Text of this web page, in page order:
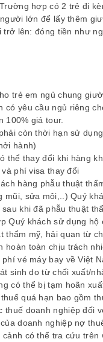
hợp có 2 trẻ đi
lớn để lấy thêm
trở lên: đóng tiền như
trẻ em ngủ chung
có yêu cầu ngủ riêng
100% giá tour.
còn thời hạn sử
hành)
thể thay đổi khi hàng
và phí visa thay đổi
hàng phẫu thuật
mũi, sửa môi,..) Quý
khi đã phẫu thuật
Quý khách sử dụng hộ
thẩm mỹ, hải quan từ
hoàn toàn chịu trách
phí vé máy bay về Việt
sinh do từ chối xuất/
có thể bị tạm hoãn
quá hạn bao gồm
thuế doanh nghiệp đối
doanh nghiệp nợ
cảnh có thể tra cứu trên